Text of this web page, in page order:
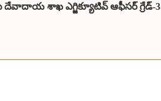
ఏపీ దేవాదాయ శాఖ ఎగ్జిక్యూటివ్ ఆఫీసర్ గ్రేడ్-3